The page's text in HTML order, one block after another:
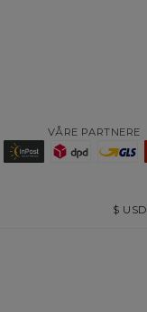
VÅRE PARTNERE
$ USD